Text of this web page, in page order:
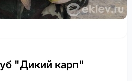
"Дикий карп"